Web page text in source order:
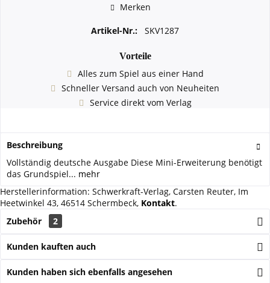
Merken
Artikel-Nr.: SKV1287
Vorteile
Alles zum Spiel aus einer Hand
Schneller Versand auch von Neuheiten
Service direkt vom Verlag
Beschreibung
Vollständig deutsche Ausgabe Diese Mini-Erweiterung benötigt
das Grundspiel... mehr
Herstellerinformation: Schwerkraft-Verlag, Carsten Reuter, Im
Heetwinkel 43, 46514 Schermbeck, Kontakt.
Zubehör
2
Kunden kauften auch
Kunden haben sich ebenfalls angesehen